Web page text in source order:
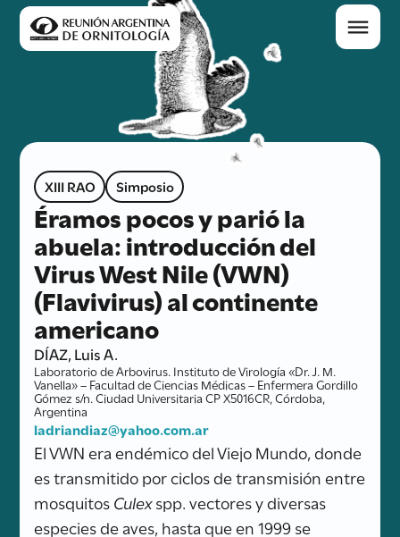
XIII RAO Simposio
Éramos pocos y parió la
abuela: introducción del
Virus West Nile (VWN)
(Flavivirus) al continente
americano
DÍAZ, Luis A.
Laboratorio de Arbovirus. Instituto de Virología «Dr. J. M.
Vanella» – Facultad de Ciencias Médicas – Enfermera Gordillo
Gómez s/n. Ciudad Universitaria CP X5016CR, Córdoba,
Argentina
ladriandiaz@yahoo.com.ar
El VWN era endémico del Viejo Mundo, donde
es transmitido por ciclos de transmisión entre
mosquitosCulexspp. vectores y diversas
especies de aves, hasta que en 1999 se